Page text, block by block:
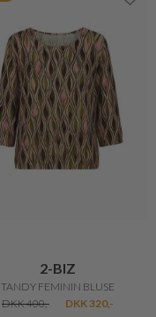
2-BIZ
TANDY FEMININ BLUSE
DKK 400,-
DKK 320,-